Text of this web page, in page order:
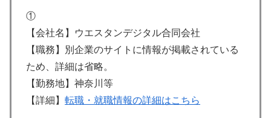
①
【会社名】ウエスタンデジタル合同会社
【職務】別企業のサイトに情報が掲載されている
ため、詳細は省略。
【勤務地】神奈川等
【詳細】 転職・就職情報の詳細はこちら